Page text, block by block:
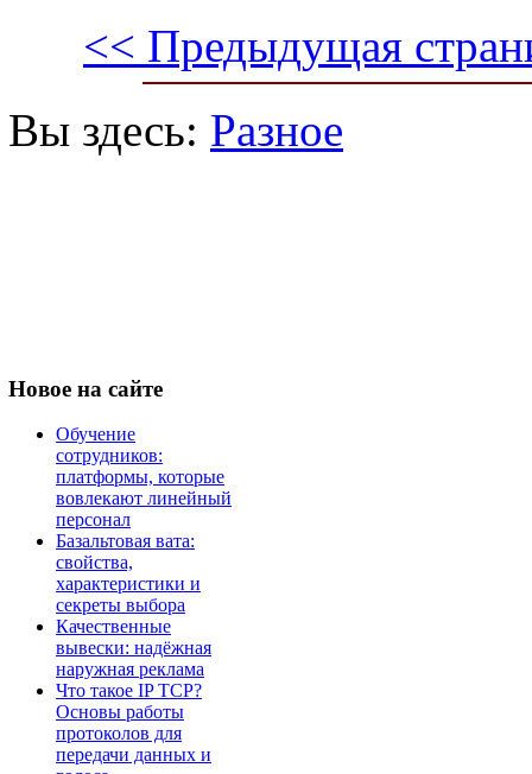
<< Предыдущая
Вы здесь: Разное
Новое на сайте
Обучение
сотрудников:
платформы, которые
вовлекают линейный
персонал
Базальтовая вата:
свойства,
характеристики и
секреты выбора
Качественные
вывески: надёжная
наружная реклама
Что такое IP TCP?
Основы работы
протоколов для
передачи данных и